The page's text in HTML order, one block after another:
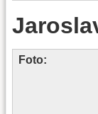
Foto: